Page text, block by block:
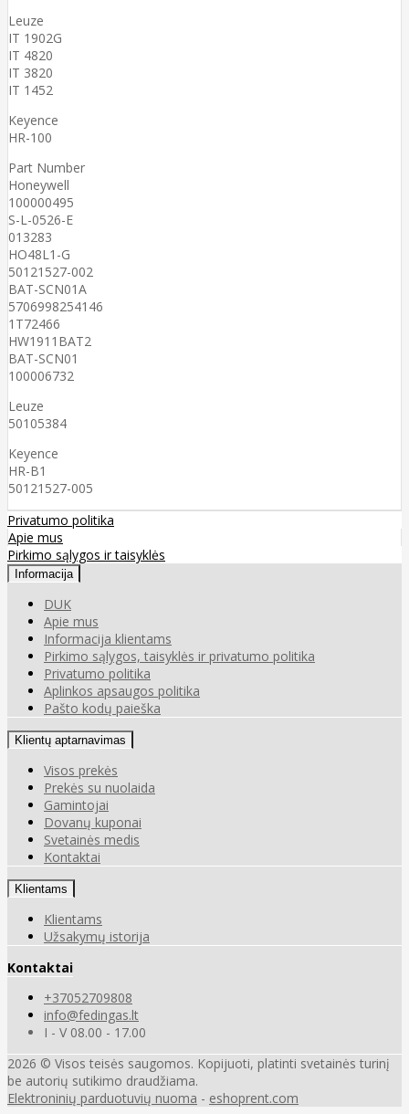
Leuze
IT 1902G
IT 4820
IT 3820
IT 1452
Keyence
HR-100
Part Number
Honeywell
100000495
S-L-0526-E
013283
HO48L1-G
50121527-002
BAT-SCN01A
5706998254146
1T72466
HW1911BAT2
BAT-SCN01
100006732
Leuze
50105384
Keyence
HR-B1
50121527-005
Privatumo politika
Apie mus
Pirkimo sąlygos ir taisyklės
Informacija
DUK
Apie mus
Informacija klientams
Pirkimo sąlygos, taisyklės ir privatumo politika
Privatumo politika
Aplinkos apsaugos politika
Pašto kodų paieška
Klientų aptarnavimas
Visos prekės
Prekės su nuolaida
Gamintojai
Dovanų kuponai
Svetainės medis
Kontaktai
Klientams
Klientams
Užsakymų istorija
Kontaktai
+37052709808
info@fedingas.lt
I - V 08.00 - 17.00
2026 © Visos teisės saugomos. Kopijuoti, platinti svetainės turinį
be autorių sutikimo draudžiama.
Elektroninių parduotuvių nuoma - eshoprent.com